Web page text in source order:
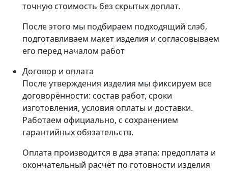
точную стоимость без скрытых доплат.
После этого мы подбираем подходящий слэб,
подготавливаем макет изделия и согласовываем
его перед началом работ
Договор и оплата
После утверждения изделия мы фиксируем все
договорённости: состав работ, сроки
изготовления, условия оплаты и доставки.
Работаем официально, с сохранением
гарантийных обязательств.
Оплата производится в два этапа: предоплата и
окончательный расчёт по готовности изделия